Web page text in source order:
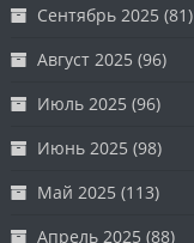
Сентябрь 2025 (81)
Август 2025 (96)
Июль 2025 (96)
Июнь 2025 (98)
Май 2025 (113)
Апрель 2025 (88)